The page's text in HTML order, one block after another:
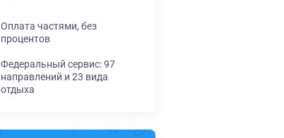
Оплата частями, без
процентов
Федеральный сервис: 97
направлений и 23 вида
отдыха